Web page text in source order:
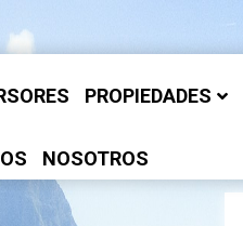
PROPIEDADES
NOSOTROS